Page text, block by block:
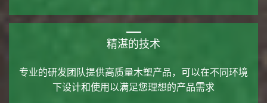
精湛的技术
专业的研发团队提供高质量木塑产品，可以在不同环境
下设计和使用以满足您理想的产品需求